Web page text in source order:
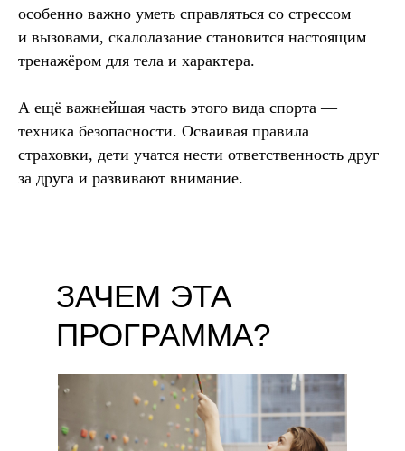
особенно важно уметь справляться со стрессом
и вызовами, скалолазание становится настоящим
тренажёром для тела и характера.
А ещё важнейшая часть этого вида спорта —
техника безопасности. Осваивая правила
страховки, дети учатся нести ответственность друг
за друга и развивают внимание.
ЗАЧЕМ ЭТА
ПРОГРАММА?